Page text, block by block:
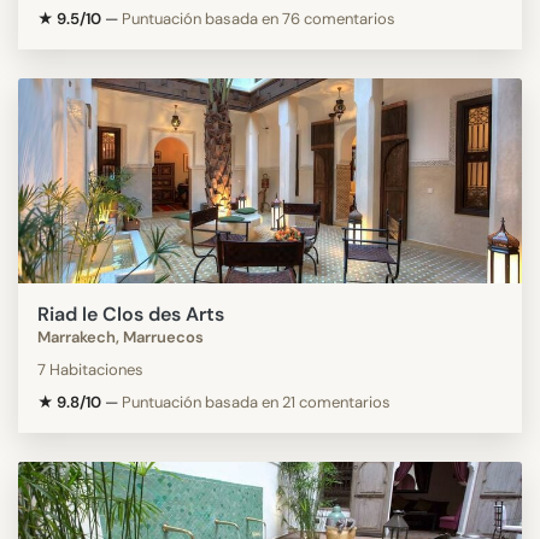
★ 9.5/10 — Puntuación basada en 76 comentarios
Riad le Clos des Arts
Marrakech, Marruecos
7 Habitaciones
★ 9.8/10 — Puntuación basada en 21 comentarios